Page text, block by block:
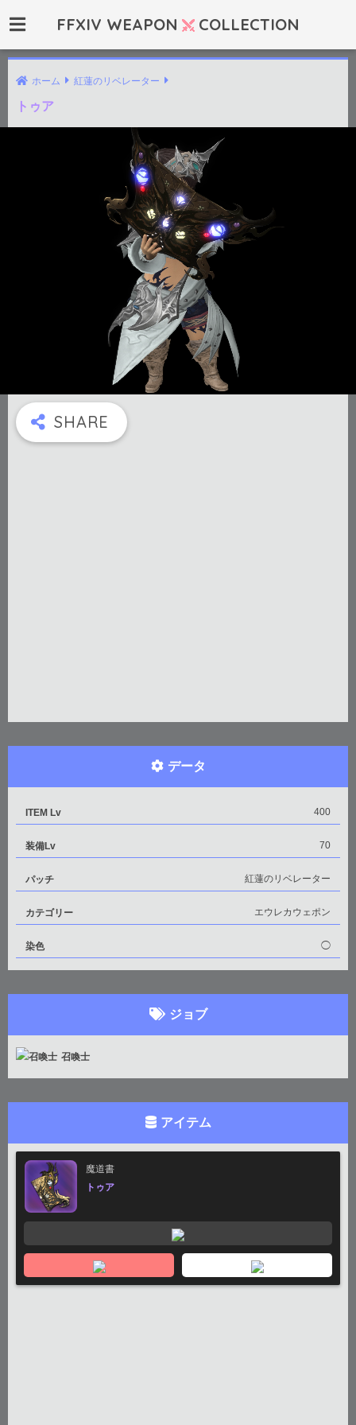
FFXIV WEAPON COLLECTION
ホーム 紅蓮のリベレーター
トゥア
データ
ITEM Lv 400
装備Lv 70
パッチ 紅蓮のリベレーター
カテゴリー エウレカウェポン
染色 ◯
ジョブ
召喚士
アイテム
魔道書
トゥア